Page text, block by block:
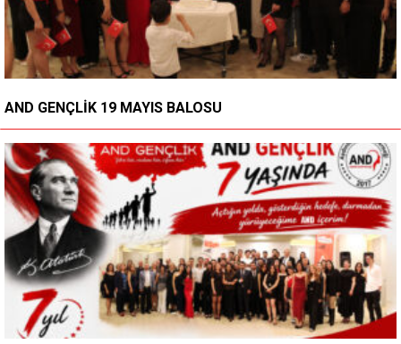
AND GENÇLİK 19 MAYIS BALOSU